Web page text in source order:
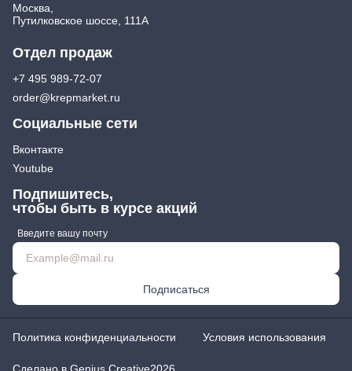
Москва,
Путилковское шоссе, 111А
Отдел продаж
+7 495 989-72-07
order@krepmarket.ru
Социальные сети
Вконтакте
Youtube
Подпишитесь,
чтобы быть в курсе акций
Введите вашу почту
Подписаться
Политика конфиденциальности Условия использования
Сделано в Genius Creative2026